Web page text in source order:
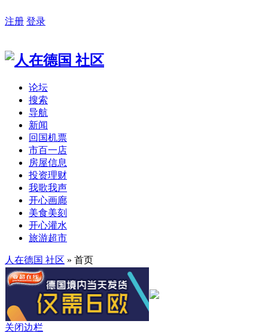
注册 登录
论坛
搜索
导航
新闻
回国机票
市百一店
房屋信息
投资理财
我歌我声
开心画廊
美食美刻
开心灌水
旅游超市
人在德国 社区 » 首页
关闭边栏